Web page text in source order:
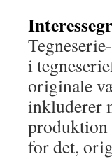
i
originale
inkluderer
produktion
for det,